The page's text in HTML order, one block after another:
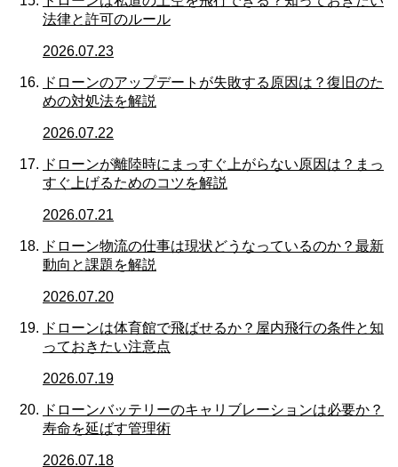
法律と許可のルール
2026.07.23
ドローンのアップデートが失敗する原因は？復旧のた
めの対処法を解説
2026.07.22
ドローンが離陸時にまっすぐ上がらない原因は？まっ
すぐ上げるためのコツを解説
2026.07.21
ドローン物流の仕事は現状どうなっているのか？最新
動向と課題を解説
2026.07.20
ドローンは体育館で飛ばせるか？屋内飛行の条件と知
っておきたい注意点
2026.07.19
ドローンバッテリーのキャリブレーションは必要か？
寿命を延ばす管理術
2026.07.18